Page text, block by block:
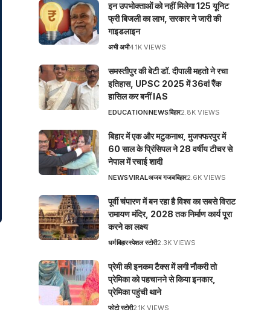
इन उपभोक्ताओं को नहीं मिलेगा 125 यूनिट
फ्री बिजली का लाभ, सरकार ने जारी की
गाइडलाइन
अभी अभी4.1K VIEWS
समस्तीपुर की बेटी डॉ. दीपाली महतो ने रचा
इतिहास, UPSC 2025 में 36वां रैंक
हासिल कर बनीं IAS
EDUCATIONNEWSबिहार2.8K VIEWS
बिहार में एक और मटुकनाथ, मुजफ्फरपुर में
60 साल के प्रिंसिपल ने 28 वर्षीय टीचर से
नेपाल में रचाई शादी
NEWSVIRALअजब गजबबिहार2.6K VIEWS
पूर्वी चंपारण में बन रहा है विश्व का सबसे विराट
रामायण मंदिर, 2028 तक निर्माण कार्य पूरा
करने का लक्ष्य
धर्मबिहारस्पेशल स्टोरी2.3K VIEWS
प्रेमी की इनकम टैक्स में लगी नौकरी तो
प्रेमिका को पहचानने से किया इनकार,
प्रेमिका पहुंची थाने
फोटो स्टोरी2.1K VIEWS